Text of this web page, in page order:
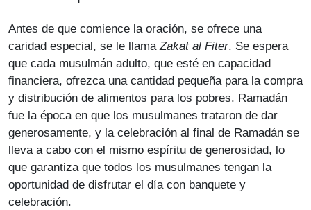
Antes de que comience la oración, se ofrece una
caridad especial, se le llamaZakat al Fiter. Se espera
que cada musulmán adulto, que esté en capacidad
financiera, ofrezca una cantidad pequeña para la compra
y distribución de alimentos para los pobres. Ramadán
fue la época en que los musulmanes trataron de dar
generosamente, y la celebración al final de Ramadán se
lleva a cabo con el mismo espíritu de generosidad, lo
que garantiza que todos los musulmanes tengan la
oportunidad de disfrutar el día con banquete y
celebración.